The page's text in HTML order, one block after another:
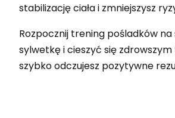
stabilizację ciała i zmniejszysz
Rozpocznij trening pośladków
sylwetkę i cieszyć się
szybko odczujesz pozytywne